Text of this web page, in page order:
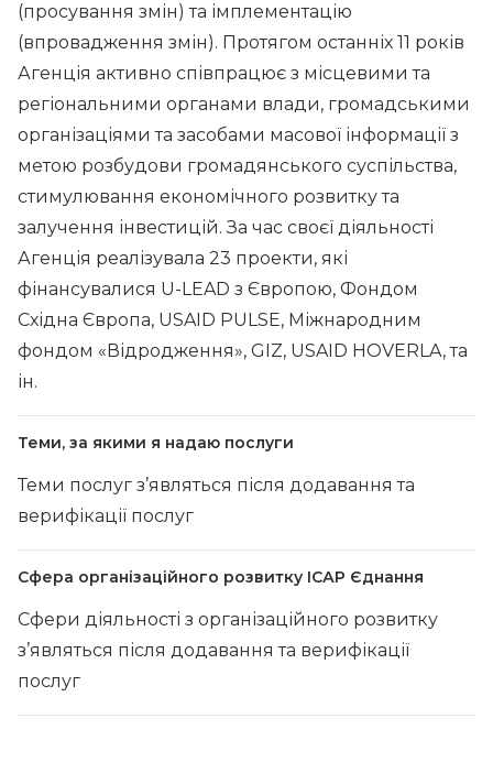
(просування змін) та імплементацію
(впровадження змін). Протягом останніх 11 років
Агенція активно співпрацює з місцевими та
регіональними органами влади, громадськими
організаціями та засобами масової інформації з
метою розбудови громадянського суспільства,
стимулювання економічного розвитку та
залучення інвестицій. За час своєї діяльності
Агенція реалізувала 23 проекти, які
фінансувалися U-LEAD з Європою, Фондом
Східна Європа, USAID PULSE, Міжнародним
фондом «Відродження», GIZ, USAID HOVERLA, та
ін.
Теми, за якими я надаю послуги
Теми послуг з’являться після додавання та
верифікації послуг
Сфера організаційного розвитку ІСАР Єднання
Сфери діяльності з організаційного розвитку
з’являться після додавання та верифікації
послуг